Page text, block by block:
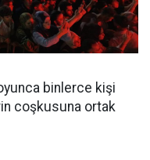
binlerce kişi
coşkusuna ortak